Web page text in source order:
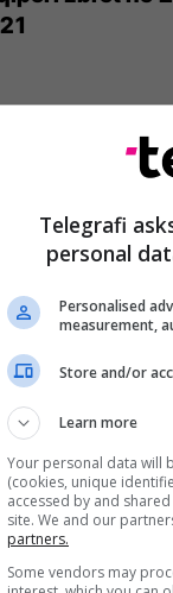
do të
bazë
06/09/2024
dhe Ksamil
Telegrafi
personal
Personalised
measurement,
Store and/or
Learn more
Your personal data will
(cookies, unique
accessed by and
site. We and our
partners.
Some vendors may